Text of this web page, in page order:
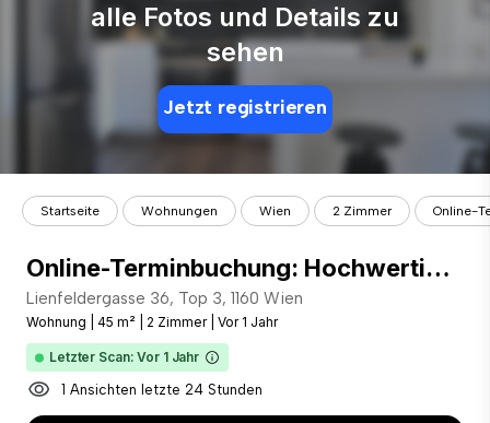
alle Fotos und Details zu
sehen
Jetzt registrieren
Startseite Wohnungen Wien 2 Zimmer Online-
Online-Terminbuchung: Hochwertige 2-Zimmer-Nebauwohnung im 1. OG | Gemeinschaftsgarten | Nähe U3 & Wilhelminenberg
Lienfeldergasse 36, Top 3, 1160 Wien
Wohnung 45 m² 2 Zimmer Vor 1 Jahr
Letzter Scan: Vor 1 Jahr
1 Ansichten letzte 24 Stunden